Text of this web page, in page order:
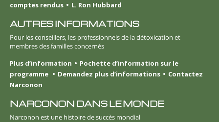
comptes rendus
L. Ron Hubbard
AUTRES INFORMATIONS
Pour les conseillers, les professionnels de la détoxication et
membres des familles concernés
Plus d’information
Pochette d’information sur le
programme
Demandez plus d’informations
Contactez
Narconon
NARCONON DANS LE MONDE
Narconon est une histoire de succès mondial